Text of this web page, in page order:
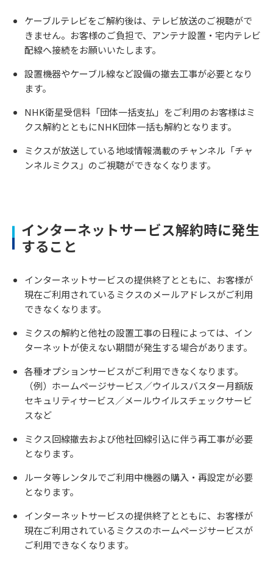
ケーブルテレビをご解約後は、テレビ放送のご視聴がで
きません。お客様のご負担で、アンテナ設置・宅内テレビ
配線へ接続をお願いいたします。
設置機器やケーブル線など設備の撤去工事が必要となり
ます。
NHK衛星受信料「団体一括支払」をご利用のお客様はミ
クス解約とともにNHK団体一括も解約となります。
ミクスが放送している地域情報満載のチャンネル「チャ
ンネルミクス」のご視聴ができなくなります。
インターネットサービス解約時に発生
すること
インターネットサービスの提供終了とともに、お客様が
現在ご利用されているミクスのメールアドレスがご利用
できなくなります。
ミクスの解約と他社の設置工事の日程によっては、イン
ターネットが使えない期間が発生する場合があります。
各種オプションサービスがご利用できなくなります。
（例）ホームページサービス／ウイルスバスター月額版
セキュリティサービス／メールウイルスチェックサービ
スなど
ミクス回線撤去および他社回線引込に伴う再工事が必要
となります。
ルータ等レンタルでご利用中機器の購入・再設定が必要
となります。
インターネットサービスの提供終了とともに、お客様が
現在ご利用されているミクスのホームページサービスが
ご利用できなくなります。